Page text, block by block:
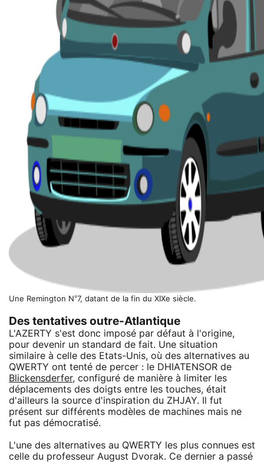
Une Remington N°7, datant de la fin du XIXe siècle.
Des tentatives outre-Atlantique
L'AZERTY s'est donc imposé par défaut à l'origine,
pour devenir un standard de fait. Une situation
similaire à celle des Etats-Unis, où des alternatives au
QWERTY ont tenté de percer : le DHIATENSOR de
Blickensderfer, configuré de manière à limiter les
déplacements des doigts entre les touches, était
d'ailleurs la source d'inspiration du ZHJAY. Il fut
présent sur différents modèles de machines mais ne
fut pas démocratisé.
L'une des alternatives au QWERTY les plus connues est
celle du professeur August Dvorak. Ce dernier a passé